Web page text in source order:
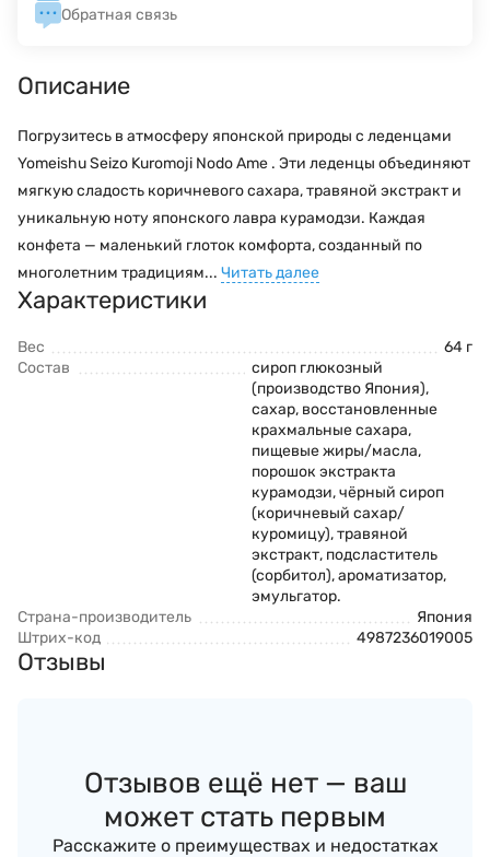
Обратная связь
Описание
Погрузитесь в атмосферу японской природы с леденцами
Yomeishu Seizo Kuromoji Nodo Ame . Эти леденцы объединяют
мягкую сладость коричневого сахара, травяной экстракт и
уникальную ноту японского лавра курамодзи. Каждая
конфета — маленький глоток комфорта, созданный по
многолетним традициям... Читать далее
Характеристики
Вес
64 г
Состав
сироп глюкозный
(производство Япония),
сахар, восстановленные
крахмальные сахара,
пищевые жиры/масла,
порошок экстракта
курамодзи, чёрный сироп
(коричневый сахар/
куромицу), травяной
экстракт, подсластитель
(сорбитол), ароматизатор,
эмульгатор.
Страна-производитель
Япония
Штрих-код
4987236019005
Отзывы
Отзывов ещё нет — ваш
может стать первым
Расскажите о преимуществах и недостатках